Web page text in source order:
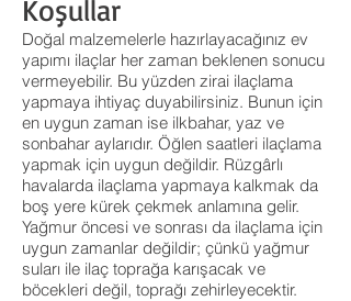
Koşullar
Doğal malzemelerle hazırlayacağınız ev
yapımı ilaçlar her zaman beklenen sonucu
vermeyebilir. Bu yüzden zirai ilaçlama
yapmaya ihtiyaç duyabilirsiniz. Bunun için
en uygun zaman ise ilkbahar, yaz ve
sonbahar aylarıdır. Öğlen saatleri ilaçlama
yapmak için uygun değildir. Rüzgârlı
havalarda ilaçlama yapmaya kalkmak da
boş yere kürek çekmek anlamına gelir.
Yağmur öncesi ve sonrası da ilaçlama için
uygun zamanlar değildir; çünkü yağmur
suları ile ilaç toprağa karışacak ve
böcekleri değil, toprağı zehirleyecektir.